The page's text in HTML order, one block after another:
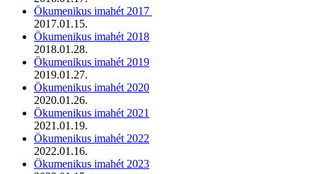
Ökumenikus imahét 2017
2017.01.15.
Ökumenikus imahét 2018
2018.01.28.
Ökumenikus imahét 2019
2019.01.27.
Ökumenikus imahét 2020
2020.01.26.
Ökumenikus imahét 2021
2021.01.19.
Ökumenikus imahét 2022
2022.01.16.
Ökumenikus imahét 2023